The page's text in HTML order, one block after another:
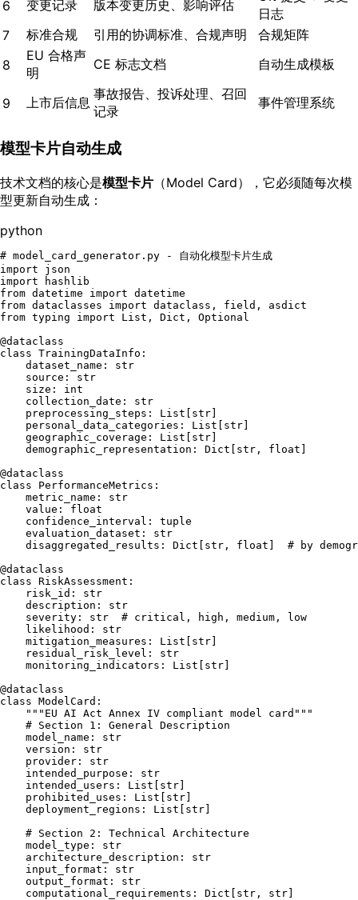
6 变更记录 版本变更历史、影响评估
日志
7
标准合规 引用的协调标准、合规声明
合规矩阵
8
EU 合格声
明
CE 标志文档 自动生成模板
9 上市后信息
事故报告、投诉处理、召回
记录
事件管理系统
模型卡片自动生成
技术文档的核心是模型卡片 （Model Card），它必须随每次模
型更新自动生成：
python
# model_card_generator.py - 自动化模型卡片生成
import
import
from datetime import
from dataclasses import
from typing import List , Dict , Optional
@dataclass
class TrainingDataInfo :
    dataset_name:
str
    source:
str
    size:
int
    collection_date:
str
    preprocessing_steps:
List [ str]
    personal_data_categories:
List [ str]
    geographic_coverage:
List [ str]
    demographic_representation:
Dict [ str , float ]
@dataclass
class
PerformanceMetrics :
    metric_name:
str
    value:
float
    confidence_interval:
tuple
    evaluation_dataset:
str
    disaggregated_results:
Dict [ str , float ] # by
@dataclass
class RiskAssessment :
    risk_id:
str
    description:
str
    severity:
str
# critical, high, medium, low
    likelihood:
str
    mitigation_measures:
List [ str]
    residual_risk_level:
str
    monitoring_indicators:
List [ str]
@dataclass
class ModelCard :
"""EU AI Act Annex IV compliant model card"""
# Section 1: General Description
    model_name:
str
    version:
str
    provider:
str
    intended_purpose:
str
    intended_users:
List [ str]
    prohibited_uses:
List [ str]
    deployment_regions:
List [ str]
# Section 2: Technical Architecture
    model_type:
str
    architecture_description:
str
    input_format:
str
    output_format:
str
    computational_requirements:
Dict [ str , str]